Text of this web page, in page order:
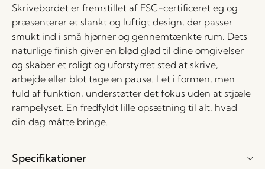
Skrivebordet er fremstillet af FSC-certificeret eg og
præsenterer et slankt og luftigt design, der passer
smukt ind i små hjørner og gennemtænkte rum. Dets
naturlige finish giver en blød glød til dine omgivelser
og skaber et roligt og uforstyrret sted at skrive,
arbejde eller blot tage en pause. Let i formen, men
fuld af funktion, understøtter det fokus uden at stjæle
rampelyset. En fredfyldt lille opsætning til alt, hvad
din dag måtte bringe.
Specifikationer